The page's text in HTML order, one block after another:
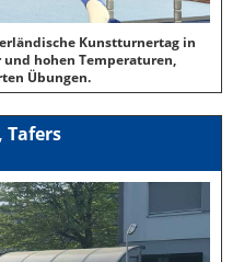
Kunstturnertag in
hohen Temperaturen,
Übungen.
Tafers